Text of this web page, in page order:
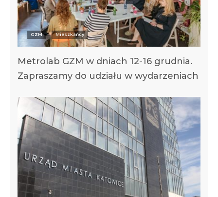
GZM Mieszkańcy
Metrolab GZM w dniach 12-16 grudnia.
Zapraszamy do udziału w wydarzeniach